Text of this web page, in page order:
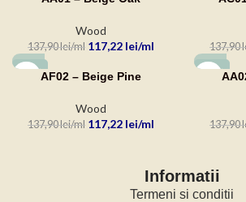
Wood
137,90lei 117,22 lei 137,90
-15%AF02 – Beige Pine
Wood
137,90lei 117,22 lei
-15%
137,90
Informatii
Termeni si conditii